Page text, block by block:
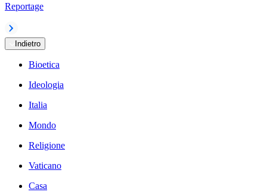
Reportage
Indietro
Bioetica
Ideologia
Italia
Mondo
Religione
Vaticano
Casa